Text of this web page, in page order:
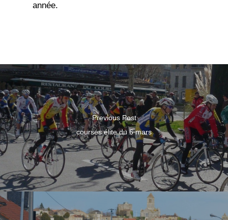
année.
Previous Post
courses élite du 6 mars